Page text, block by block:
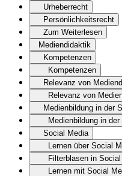
Urheberrecht
Persönlichkeitsrecht
Zum Weiterlesen
Mediendidaktik
Kompetenzen
Kompetenzen
Relevanz von
Relevanz von
Medienbildung in der
Medienbildung in der
Social Media
Lernen über Social
Filterblasen in Social
Lernen mit Social